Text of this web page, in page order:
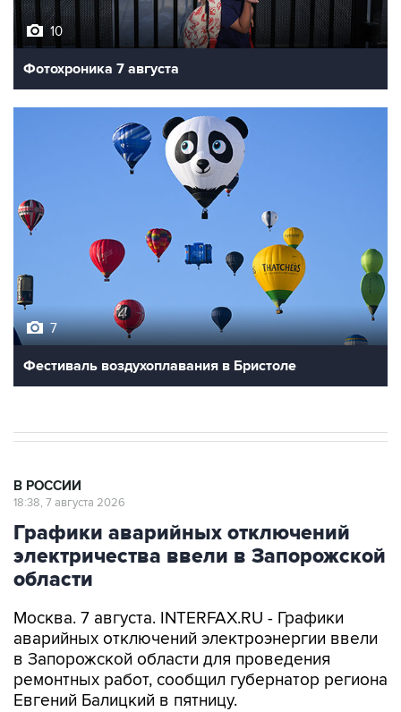
10
Фотохроника 7 августа
7
Фестиваль воздухоплавания в Бристоле
В РОССИИ
18:38, 7 августа 2026
Графики аварийных отключений
электричества ввели в Запорожской
области
Москва. 7 августа. INTERFAX.RU - Графики
аварийных отключений электроэнергии ввели
в Запорожской области для проведения
ремонтных работ, сообщил губернатор региона
Евгений Балицкий в пятницу.